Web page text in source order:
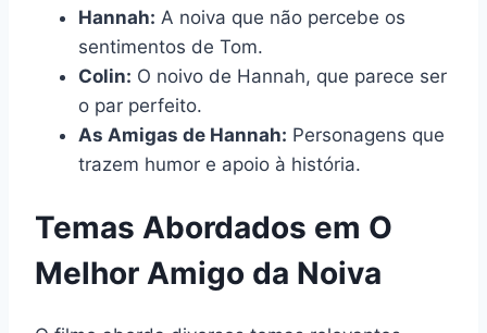
Hannah: A noiva que não percebe os
sentimentos de Tom.
Colin: O noivo de Hannah, que parece ser
o par perfeito.
As Amigas de Hannah: Personagens que
trazem humor e apoio à história.
Temas Abordados em O
Melhor Amigo da Noiva